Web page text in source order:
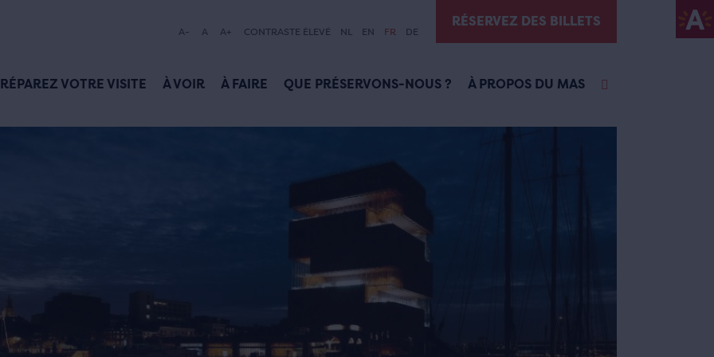
A- A A+ CONTRASTE ÉLEVÉ NL EN FR DE
RÉSERVEZ DES BILLETS
VOTRE VISITE À VOIR À FAIRE QUE PRÉSERVONS-NOUS ? À PROPOS DU MAS